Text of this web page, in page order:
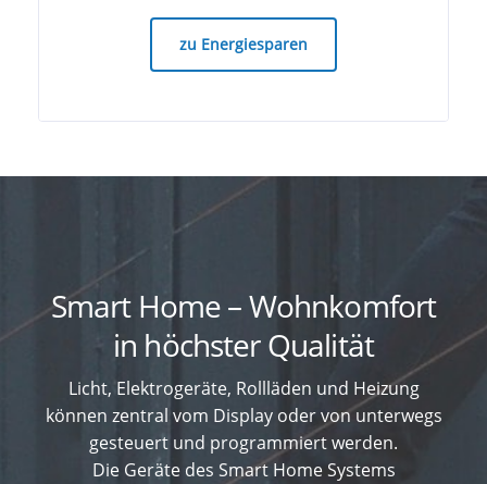
zu Energiesparen
Smart Home – Wohnkomfort
in höchster Qualität
Licht, Elektrogeräte, Rollläden und Heizung
können zentral vom Display oder von unterwegs
gesteuert und programmiert werden.
Die Geräte des Smart Home Systems